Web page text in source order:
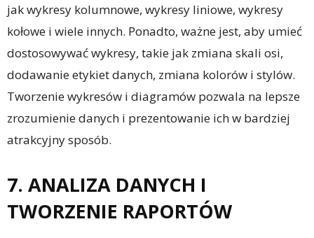
jak wykresy kolumnowe, wykresy liniowe, wykresy
kołowe i wiele innych. Ponadto, ważne jest, aby umieć
dostosowywać wykresy, takie jak zmiana skali osi,
dodawanie etykiet danych, zmiana kolorów i stylów.
Tworzenie wykresów i diagramów pozwala na lepsze
zrozumienie danych i prezentowanie ich w bardziej
atrakcyjny sposób.
7. ANALIZA DANYCH I
TWORZENIE RAPORTÓW